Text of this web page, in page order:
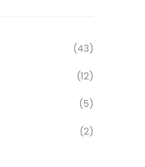
(43)
(12)
(5)
(2)